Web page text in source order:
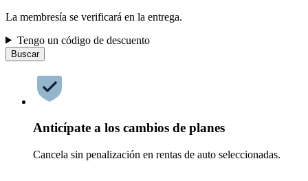
La membresía se verificará en la entrega.
Tengo un código de descuento
Buscar
Anticípate a los cambios de planes
Cancela sin penalización en rentas de auto seleccionadas.